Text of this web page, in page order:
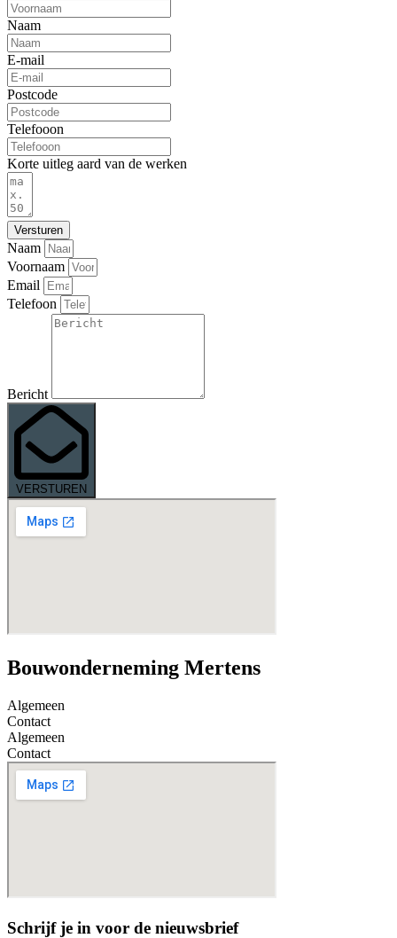
Naam
E-mail
Postcode
Telefooon
Korte uitleg aard van de werken
Versturen
Naam
Voornaam
Email
Telefoon
Bericht
VERSTUREN
Bouwonderneming Mertens
Algemeen
Contact
Algemeen
Contact
Schrijf je in voor de nieuwsbrief